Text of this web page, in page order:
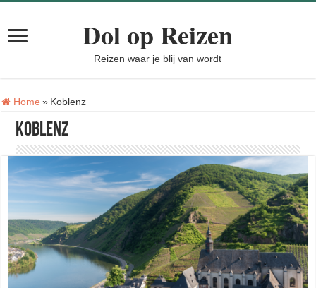
Dol op Reizen
Reizen waar je blij van wordt
Home » Tag:
Koblenz
Koblenz